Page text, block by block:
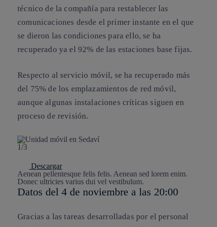
técnico de la compañía para restablecer las
comunicaciones desde el primer instante en el que
se dieron las condiciones para ello, se ha
recuperado ya el 92% de las estaciones base fijas.
Respecto al servicio móvil, se ha recuperado más
del 75% de los emplazamientos de red móvil,
aunque algunas instalaciones críticas siguen en
proceso de revisión.
1/3
Descargar
Aenean pellentesque felis felis. Aenean sed lorem enim.
Donec ultricies varius dui vel vestibulum.
Datos del 4 de noviembre a las 20:00
Gracias a las tareas desarrolladas por el personal